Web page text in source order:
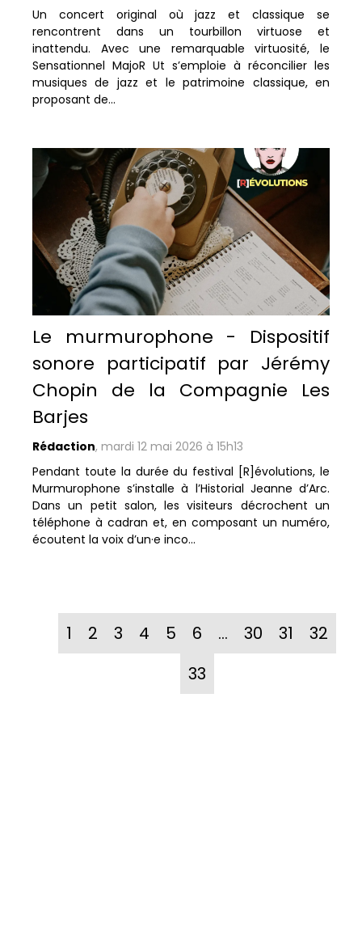
Un concert original où jazz et classique se
rencontrent dans un tourbillon virtuose et
inattendu. Avec une remarquable virtuosité, le
Sensationnel MajoR Ut s’emploie à réconcilier les
musiques de jazz et le patrimoine classique, en
proposant de...
Le murmurophone - Dispositif
sonore participatif par Jérémy
Chopin de la Compagnie Les
Barjes
Rédaction, mardi 12 mai 2026 à 15h13
Pendant toute la durée du festival [R]évolutions, le
Murmurophone s’installe à l’Historial Jeanne d’Arc.
Dans un petit salon, les visiteurs décrochent un
téléphone à cadran et, en composant un numéro,
écoutent la voix d’un·e inco...
1 2 3 4 5 6 … 30 31
32
33